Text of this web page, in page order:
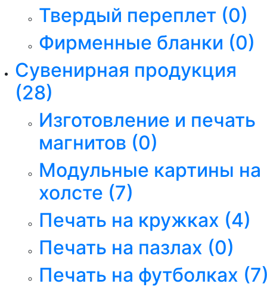
Твердый переплет (0)
Фирменные бланки (0)
Сувенирная продукция
(28)
Изготовление и печать
магнитов (0)
Модульные картины на
холсте (7)
Печать на кружках (4)
Печать на пазлах (0)
Печать на футболках